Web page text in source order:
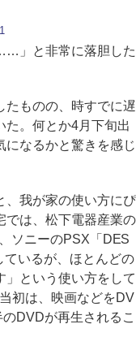
」と非常に落胆した
ものの、時すでに遅
た。何とか4月下旬出
になるかと驚きを感じ
我が家の使い方にぴ
では、松下電器産業の
ソニーのPSX「DES
いるが、ほとんどの
」という使い方をして
初は、映画などをDV
DVDが再生されるこ